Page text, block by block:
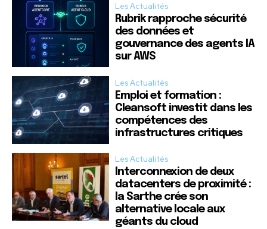
Les Actualités
Rubrik rapproche sécurité
des données et
gouvernance des agents IA
sur AWS
Les Actualités
Emploi et formation :
Cleansoft investit dans les
compétences des
infrastructures critiques
Les Actualités
Interconnexion de deux
datacenters de proximité :
la Sarthe crée son
alternative locale aux
géants du cloud